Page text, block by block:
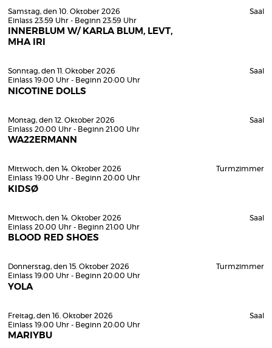
Samstag, den 10. Oktober 2026
Einlass 23:59 Uhr - Beginn 23:59 Uhr
INNERBLUM W/ KARLA BLUM, LEVT,
MHA IRI
Saal
Sonntag, den 11. Oktober 2026
Einlass 19:00 Uhr - Beginn 20:00 Uhr
NICOTINE DOLLS
Saal
Montag, den 12. Oktober 2026
Einlass 20:00 Uhr - Beginn 21:00 Uhr
WA22ERMANN
Saal
Mittwoch, den 14. Oktober 2026
Einlass 19:00 Uhr - Beginn 20:00 Uhr
KIDSØ
Turmzimmer
Mittwoch, den 14. Oktober 2026
Einlass 20:00 Uhr - Beginn 21:00 Uhr
BLOOD RED SHOES
Saal
Donnerstag, den 15. Oktober 2026
Einlass 19:00 Uhr - Beginn 20:00 Uhr
YOLA
Turmzimmer
Freitag, den 16. Oktober 2026
Einlass 19:00 Uhr - Beginn 20:00 Uhr
MARIYBU
Saal